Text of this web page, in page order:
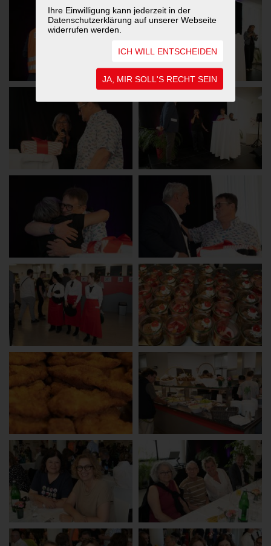
Ihre Einwilligung kann jederzeit in der
Datenschutzerklärung auf unserer Webseite
widerrufen werden.
ICH WILL ENTSCHEIDEN
JA, MIR SOLL'S RECHT SEIN